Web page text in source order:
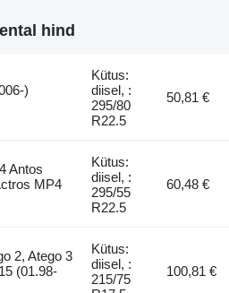
hind
)
Kütus:
diisel, :
295/80
R22.5
50,81 €
Antos
MP4
Kütus:
diisel, :
295/55
R22.5
60,48 €
2, Atego 3
(01.98-
Kütus:
diisel, :
215/75
100,81 €